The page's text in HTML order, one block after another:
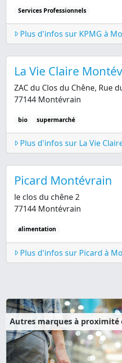
Services Professionnels
Plus d'infos sur KPMG à
La Vie Claire
ZAC du Clos du Chêne, Rue
77144 Montévrain
bio supermarché
Plus d'infos sur La Vie
Picard Montévrain
le clos du chêne 2
77144 Montévrain
alimentation
Plus d'infos sur Picard à
Autres marques à proximité